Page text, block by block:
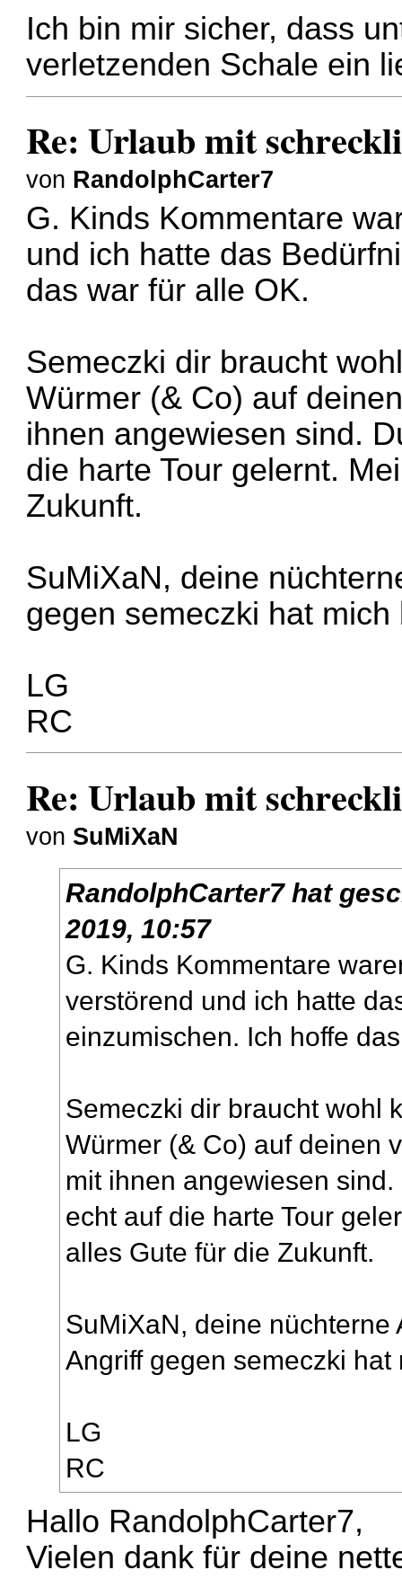
Ich bin mir sicher, dass
verletzenden Schale ein
Re: Urlaub mit
von RandolphCarter7
G. Kinds Kommentare
und ich hatte das
das war für alle OK.
Semeczki dir braucht
Würmer (& Co) auf
ihnen angewiesen sind.
die harte Tour gelernt.
Zukunft.
SuMiXaN, deine
gegen semeczki hat
LG
RC
Re: Urlaub mit
von SuMiXaN
RandolphCarter7hat
2019, 10:57
G. Kinds Kommentare
verstörend und ich hatte
einzumischen. Ich hoffe
Semeczki dir braucht wohl
Würmer (& Co) auf deinen
mit ihnen angewiesen
echt auf die harte Tour
alles Gute für die Zukunft.
SuMiXaN, deine nüchterne
Angriff gegen semeczki
LG
RC
Hallo RandolphCarter7,
Vielen dank für deine